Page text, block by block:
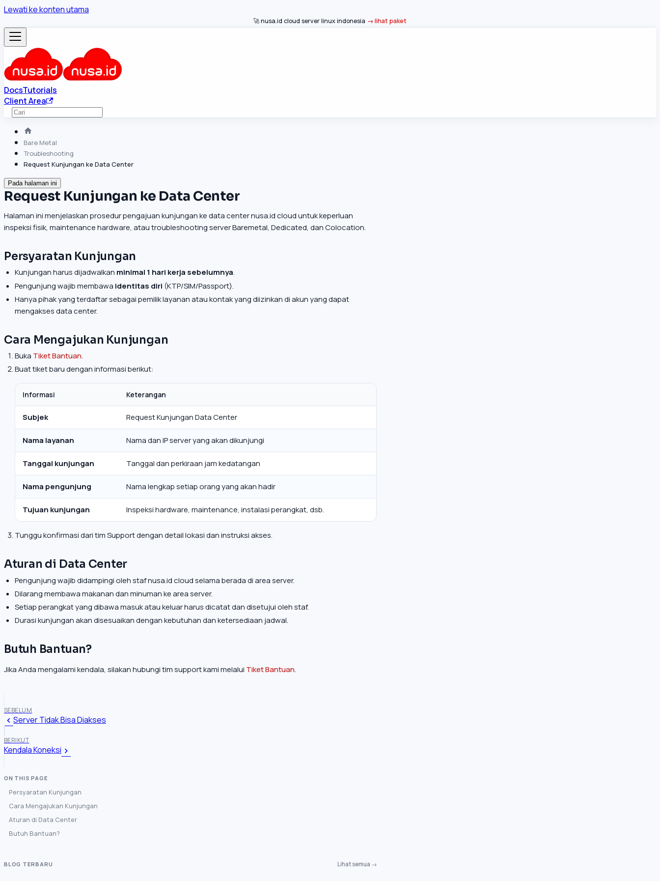
Lewati ke konten utama
🚀 nusa.id cloud server linux indonesia lihat paket
DocsTutorials
Client Area
Bare Metal
Troubleshooting
Request Kunjungan ke Data Center
Pada halaman ini
Request Kunjungan ke Data Center
Halaman ini menjelaskan prosedur pengajuan kunjungan ke data center nusa.id cloud untuk keperluan
inspeksi fisik, maintenance hardware, atau troubleshooting server Baremetal, Dedicated, dan Colocation.
Persyaratan Kunjungan
Kunjungan harus dijadwalkan minimal 1 hari kerja sebelumnya.
Pengunjung wajib membawa identitas diri (KTP/SIM/Passport).
Hanya pihak yang terdaftar sebagai pemilik layanan atau kontak yang diizinkan di akun yang dapat
mengakses data center.
Cara Mengajukan Kunjungan
Buka Tiket Bantuan.
Buat tiket baru dengan informasi berikut:
Informasi Keterangan
Subjek Request Kunjungan Data Center
Nama layanan Nama dan IP server yang akan dikunjungi
Tanggal kunjungan Tanggal dan perkiraan jam kedatangan
Nama pengunjung Nama lengkap setiap orang yang akan hadir
Tujuan kunjungan Inspeksi hardware, maintenance, instalasi perangkat, dsb.
Tunggu konfirmasi dari tim Support dengan detail lokasi dan instruksi akses.
Aturan di Data Center
Pengunjung wajib didampingi oleh staf nusa.id cloud selama berada di area server.
Dilarang membawa makanan dan minuman ke area server.
Setiap perangkat yang dibawa masuk atau keluar harus dicatat dan disetujui oleh staf.
Durasi kunjungan akan disesuaikan dengan kebutuhan dan ketersediaan jadwal.
Butuh Bantuan?
Jika Anda mengalami kendala, silakan hubungi tim support kami melalui Tiket Bantuan.
SEBELUM
Server Tidak Bisa Diakses
BERIKUT
Kendala Koneksi
Persyaratan Kunjungan
Cara Mengajukan Kunjungan
Aturan di Data Center
Butuh Bantuan?
BLOG TERBARU Lihat semua →